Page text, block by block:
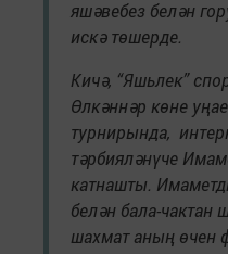
яшәвебез белән
искә төшерде.
Кичә, “Яшьлек”
Өлкәннәр көне
турнирында,
тәрбияләнүче
катнашты.
белән бала-чактан
шахмат аның өчен